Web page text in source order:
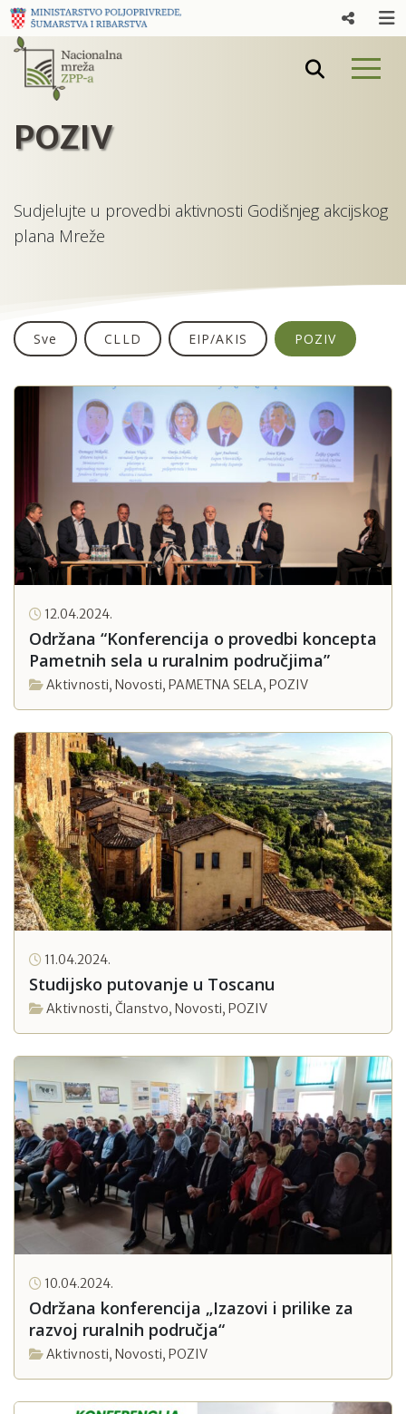
POZIV
Sudjelujte u provedbi aktivnosti Godišnjeg akcijskog
plana Mreže
Sve CLLD EIP/AKIS POZIV
12.04.2024.
Održana “Konferencija o provedbi koncepta
Pametnih sela u ruralnim područjima”
Aktivnosti, Novosti, PAMETNA SELA, POZIV
11.04.2024.
Studijsko putovanje u Toscanu
Aktivnosti, Članstvo, Novosti, POZIV
10.04.2024.
Održana konferencija „Izazovi i prilike za
razvoj ruralnih područja“
Aktivnosti, Novosti, POZIV